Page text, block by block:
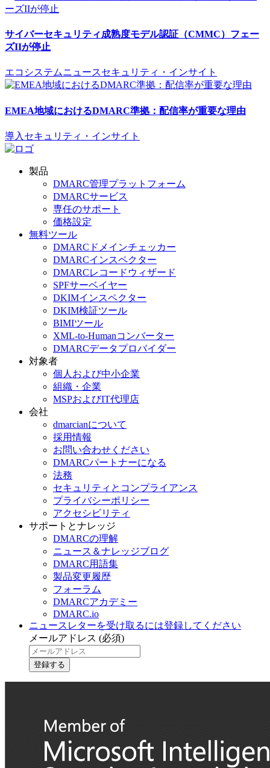
サイバーセキュリティ成熟度モデル認証（CMMC）フェー
ズIIが停止
エコシステムニュースセキュリティ・インサイト
EMEA地域におけるDMARC準拠：配信率が重要な理由
導入 セキュリティ・インサイト
製品
DMARC管理プラットフォーム
DMARCサービス
専任のサポート
価格設定
無料ツール
DMARCドメインチェッカー
DMARCインスペクター
DMARCレコードウィザード
SPFサーベイヤー
DKIMインスペクター
DKIM検証ツール
BIMIツール
XML-to-Humanコンバーター
DMARCデータプロバイダー
対象者
個人および中小企業
組織・企業
MSPおよびIT代理店
会社
dmarcianについて
採用情報
お問い合わせください
DMARCパートナーになる
法務
セキュリティとコンプライアンス
プライバシーポリシー
アクセシビリティ
サポートとナレッジ
DMARCの理解
ニュース＆ナレッジブログ
DMARC用語集
製品変更履歴
フォーラム
DMARCアカデミー
DMARC.io
ニュースレターを受け取るには登録してください
メールアドレス (必須)